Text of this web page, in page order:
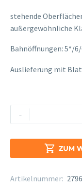
osteopathe-nyon-
stehende
außergewöhnliche
Bahnöffnungen: 5*/
Auslieferung mit
-
Metro
Menge
 ZUM
Alternative:
Artikelnummer: